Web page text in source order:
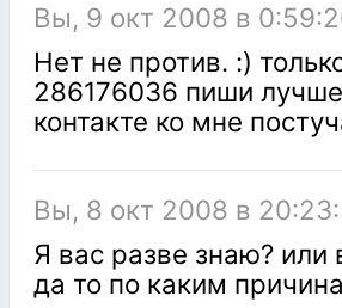
Вы, 9 окт 2008 в
Нет не против. :)
286176036 пиши
контакте ко мне
Вы, 8 окт 2008 в
Я вас разве знаю? или
да то по каким